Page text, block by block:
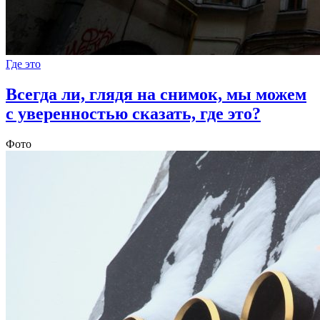
Где это
Всегда ли, глядя на снимок, мы можем
с уверенностью сказать, где это?
Фото